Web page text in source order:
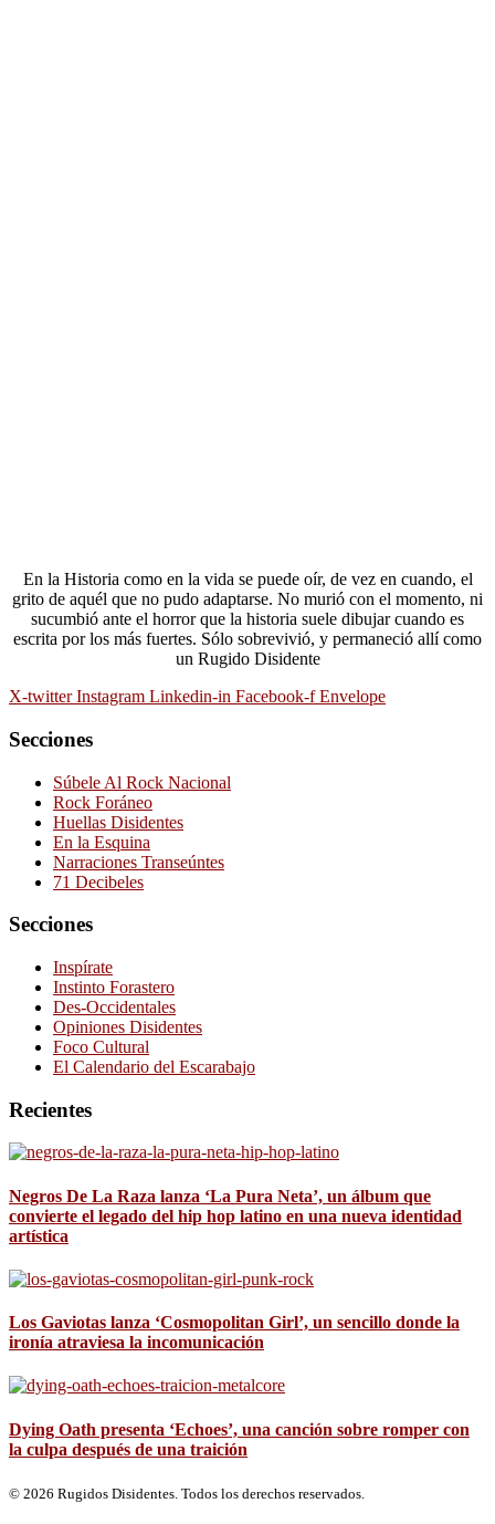
En la Historia como en la vida se puede oír, de vez en cuando, el
grito de aquél que no pudo adaptarse. No murió con el momento, ni
sucumbió ante el horror que la historia suele dibujar cuando es
escrita por los más fuertes. Sólo sobrevivió, y permaneció allí como
un Rugido Disidente
X-twitter Instagram Linkedin-in Facebook-f Envelope
Secciones
Súbele Al Rock Nacional
Rock Foráneo
Huellas Disidentes
En la Esquina
Narraciones Transeúntes
71 Decibeles
Secciones
Inspírate
Instinto Forastero
Des-Occidentales
Opiniones Disidentes
Foco Cultural
El Calendario del Escarabajo
Recientes
Negros De La Raza lanza ‘La Pura Neta’, un álbum que
convierte el legado del hip hop latino en una nueva identidad
artística
Los Gaviotas lanza ‘Cosmopolitan Girl’, un sencillo donde la
ironía atraviesa la incomunicación
Dying Oath presenta ‘Echoes’, una canción sobre romper con
la culpa después de una traición
© 2026 Rugidos Disidentes. Todos los derechos reservados.